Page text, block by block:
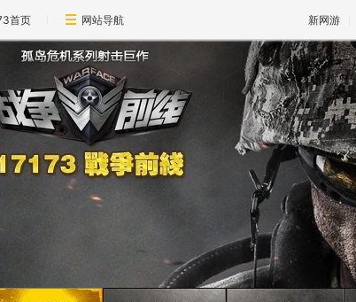
首页 网站导航 新网游